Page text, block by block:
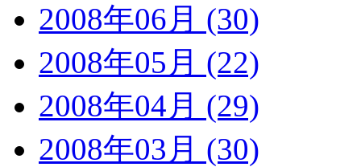
2008年06月 (30)
2008年05月 (22)
2008年04月 (29)
2008年03月 (30)